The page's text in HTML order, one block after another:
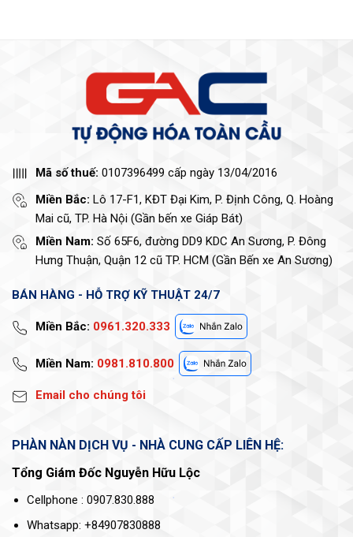
Mã số thuế: 0107396499 cấp ngày 13/04/2016
Miền Bắc: Lô 17-F1, KĐT Đại Kim, P. Định Công, Q. Hoàng
Mai cũ, TP. Hà Nội (Gần bến xe Giáp Bát)
Miền Nam: Số 65F6, đường DD9 KDC An Sương, P. Đông
Hưng Thuận, Quận 12 cũ TP. HCM (Gần Bến xe An Sương)
BÁN HÀNG - HỖ TRỢ KỸ THUẬT 24/7
Miền Bắc: 0961.320.333
Miền Nam: 0981.810.800
Email cho chúng tôi
PHÀN NÀN DỊCH VỤ - NHÀ CUNG CẤP LIÊN HỆ:
Tổng Giám Đốc Nguyễn Hữu Lộc
Cellphone : 0907.830.888
Whatsapp: +84907830888